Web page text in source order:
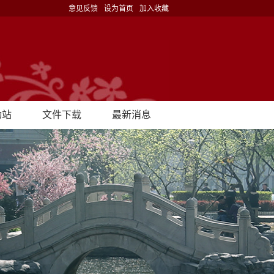
意见反馈 设为首页 加入收藏
站 文件下载 最新消息